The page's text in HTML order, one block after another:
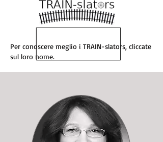
Per conoscere meglio i TRAIN-slators, cliccate
sul loro nome.